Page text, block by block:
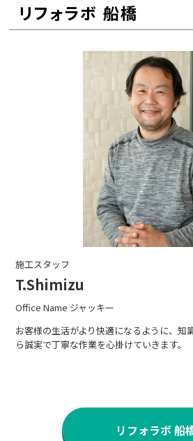
リフォラボ 船橋
施工スタッフ
T.Shimizu
Office Name ジャッキー
お客様の生活がより快適になるように、知
ら誠実で丁寧な作業を心掛けていきます。
リフォラボ 船